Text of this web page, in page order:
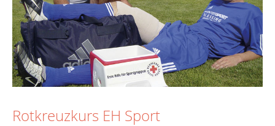
Rotkreuzkurs EH Sport